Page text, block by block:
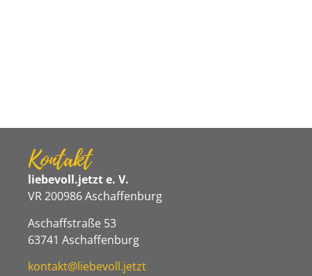
Kontakt
liebevoll.jetzt e. V.
VR 200986 Aschaffenburg
Aschaffstraße 53
63741 Aschaffenburg
kontakt@liebevoll.jetzt